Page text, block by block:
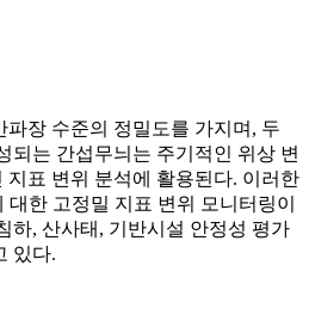
장 수준의 정밀도를 가지며, 두
되는 간섭무늬는 주기적인 위상 변
지표 변위 분석에 활용된다. 이러한
한 고정밀 지표 변위 모니터링이
하, 산사태, 기반시설 안정성 평가
있다.